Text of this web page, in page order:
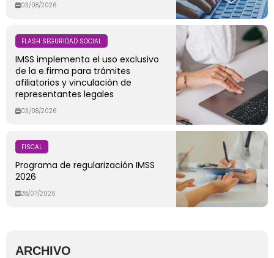
03/08/2026
FLASH SEGURIDAD SOCIAL
IMSS implementa el uso exclusivo
de la e.firma para trámites
afiliatorios y vinculación de
representantes legales
03/08/2026
FISCAL
Programa de regularización IMSS
2026
28/07/2026
ARCHIVO